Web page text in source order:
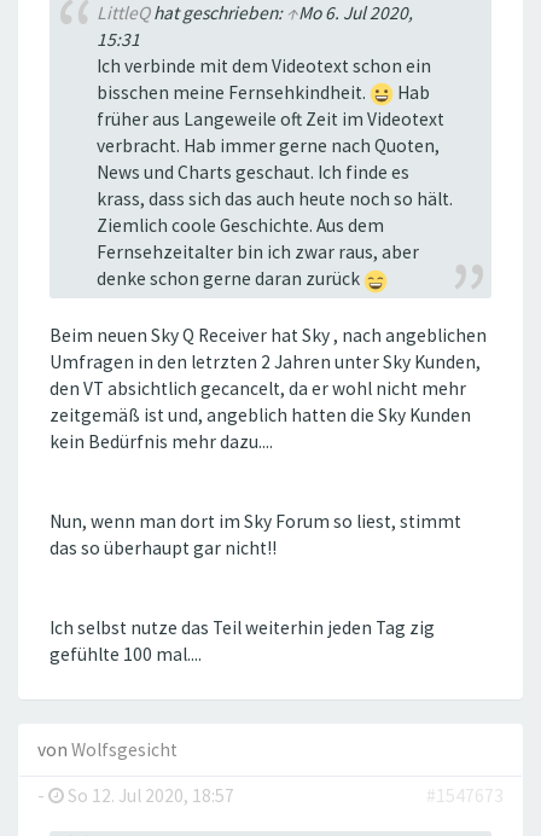
LittleQhat geschrieben: ↑Mo 6. Jul 2020,
15:31
Ich verbinde mit dem Videotext schon ein
bisschen meine Fernsehkindheit.
Hab
früher aus Langeweile oft Zeit im Videotext
verbracht. Hab immer gerne nach Quoten,
News und Charts geschaut. Ich finde es
krass, dass sich das auch heute noch so hält.
Ziemlich coole Geschichte. Aus dem
Fernsehzeitalter bin ich zwar raus, aber
denke schon gerne daran zurück
Beim neuen Sky Q Receiver hat Sky , nach angeblichen
Umfragen in den letrzten 2 Jahren unter Sky Kunden,
den VT absichtlich gecancelt, da er wohl nicht mehr
zeitgemäß ist und, angeblich hatten die Sky Kunden
kein Bedürfnis mehr dazu....
Nun, wenn man dort im Sky Forum so liest, stimmt
das so überhaupt gar nicht!!
Ich selbst nutze das Teil weiterhin jeden Tag zig
gefühlte 100 mal....
von Wolfsgesicht
-
So 12. Jul 2020, 18:57 #1547673